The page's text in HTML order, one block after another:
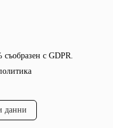
с GDPR.
данни